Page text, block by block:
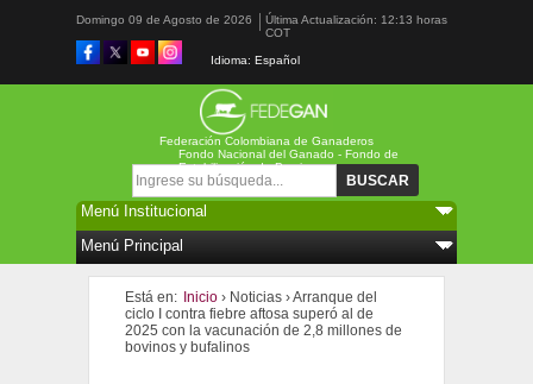
Domingo 09 de Agosto de 2026
Última Actualización: 12:13 horas
COT
Idioma: Español
Federación Colombiana de Ganaderos
Formulario de búsqueda
Fondo Nacional del Ganado - Fondo de
Estabilización de Precios
Está en: Inicio › Noticias ›Arranque del
ciclo I contra fiebre aftosa superó al de
2025 con la vacunación de 2,8 millones de
bovinos y bufalinos